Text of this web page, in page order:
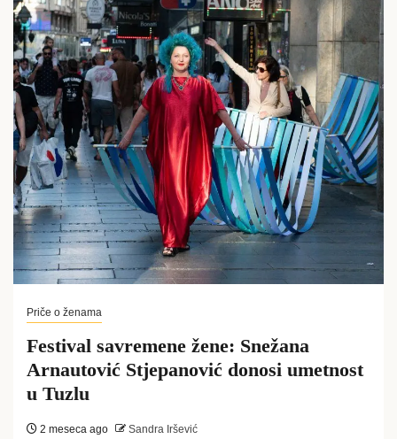
Priče o ženama
Festival savremene žene: Snežana
Arnautović Stjepanović donosi umetnost
u Tuzlu
2 meseca ago Sandra Iršević